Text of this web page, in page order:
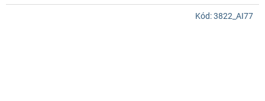
Kód:3822_AI77